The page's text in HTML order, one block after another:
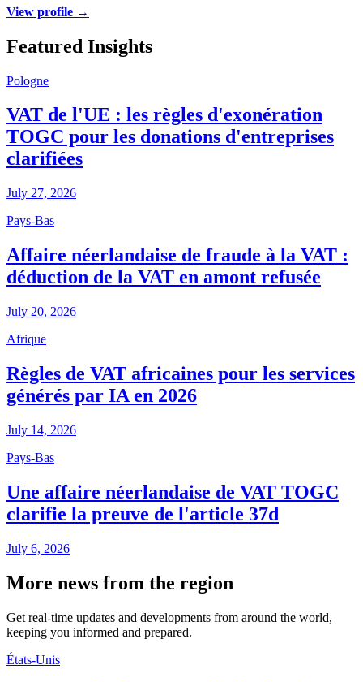
View profile →
Featured Insights
Pologne
VAT de l'UE : les règles d'exonération
TOGC pour les donations d'entreprises
clarifiées
July 27, 2026
Pays-Bas
Affaire néerlandaise de fraude à la VAT :
déduction de la VAT en amont refusée
July 20, 2026
Afrique
Règles de VAT africaines pour les services
générés par IA en 2026
July 14, 2026
Pays-Bas
Une affaire néerlandaise de VAT TOGC
clarifie la preuve de l'article 37d
July 6, 2026
More news from the region
Get real-time updates and developments from around the world,
keeping you informed and prepared.
États-Unis